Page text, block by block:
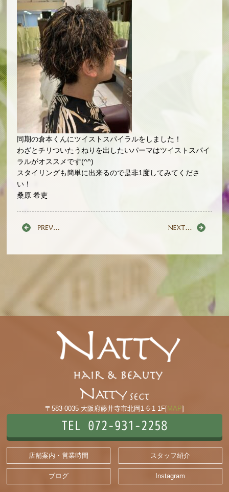
同期の倉本くんにツイストスパイラルをしました！
わざとチリついたうねりを出したいパーマはツイストスパイ
ラルがオススメです(^^)
スタイリングも簡単に出来るので是非1度してみてくださ
い！
桑原 希吏
〒583-0035 大阪府藤井寺市北岡1-6-1 1F[MAP]
TEL 072-931-2258
店舗案内・営業時間 スタッフ紹介
ブログ Instagram